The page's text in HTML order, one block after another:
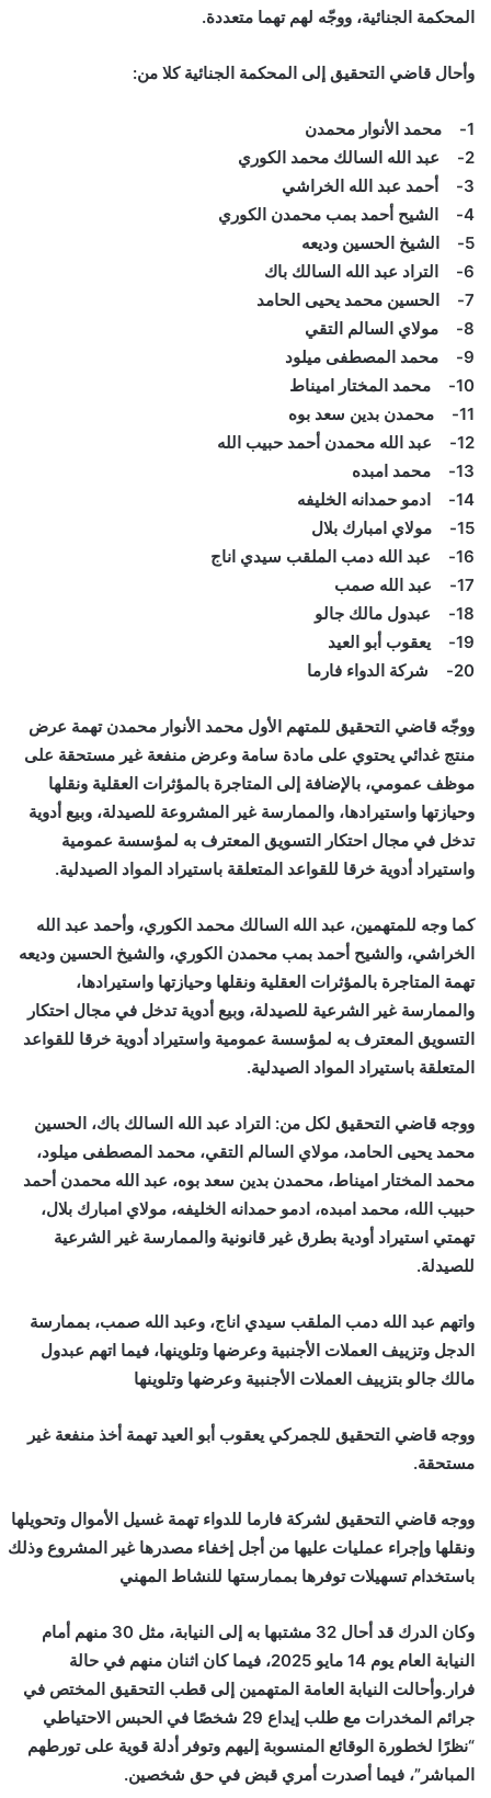
المحكمة الجنائية، ووجّه لهم تهما متعددة.
وأحال قاضي التحقيق إلى المحكمة الجنائية كلا من:
1- محمد الأنوار محمدن
2- عبد الله السالك محمد الكوري
3- أحمد عبد الله الخراشي
4- الشيح أحمد بمب محمدن الكوري
5- الشيخ الحسين وديعه
6- التراد عبد الله السالك باك
7- الحسين محمد يحيى الحامد
8- مولاي السالم التقي
9- محمد المصطفى ميلود
10- محمد المختار اميناط
11- محمدن بدين سعد بوه
12- عبد الله محمدن أحمد حبيب الله
13- محمد امبده
14- ادمو حمدانه الخليفه
15- مولاي امبارك بلال
16- عبد الله دمب الملقب سيدي اناج
17- عبد الله صمب
18- عبدول مالك جالو
19- يعقوب أبو العيد
20- شركة الدواء فارما
ووجّه قاضي التحقيق للمتهم الأول محمد الأنوار محمدن تهمة عرض
منتج غدائي يحتوي على مادة سامة وعرض منفعة غير مستحقة على
موظف عمومي، بالإضافة إلى المتاجرة بالمؤثرات العقلية ونقلها
وحيازتها واستيرادها، والممارسة غير المشروعة للصيدلة، وبيع أدوية
تدخل في مجال احتكار التسويق المعترف به لمؤسسة عمومية
واستيراد أدوية خرقا للقواعد المتعلقة باستيراد المواد الصيدلية.
كما وجه للمتهمين، عبد الله السالك محمد الكوري، وأحمد عبد الله
الخراشي، والشيح أحمد بمب محمدن الكوري، والشيخ الحسين وديعه
تهمة المتاجرة بالمؤثرات العقلية ونقلها وحيازتها واستيرادها،
والممارسة غير الشرعية للصيدلة، وبيع أدوية تدخل في مجال احتكار
التسويق المعترف به لمؤسسة عمومية واستيراد أدوية خرقا للقواعد
المتعلقة باستيراد المواد الصيدلية.
ووجه قاضي التحقيق لكل من: التراد عبد الله السالك باك، الحسين
محمد يحيى الحامد، مولاي السالم التقي، محمد المصطفى ميلود،
محمد المختار اميناط، محمدن بدين سعد بوه، عبد الله محمدن أحمد
حبيب الله، محمد امبده، ادمو حمدانه الخليفه، مولاي امبارك بلال،
تهمتي استيراد أودية بطرق غير قانونية والممارسة غير الشرعية
للصيدلة.
واتهم عبد الله دمب الملقب سيدي اناج، وعبد الله صمب، بممارسة
الدجل وتزييف العملات الأجنبية وعرضها وتلوينها، فيما اتهم عبدول
مالك جالو بتزييف العملات الأجنبية وعرضها وتلوينها
ووجه قاضي التحقيق للجمركي يعقوب أبو العيد تهمة أخذ منفعة غير
مستحقة.
ووجه قاضي التحقيق لشركة فارما للدواء تهمة غسيل الأموال وتحويلها
ونقلها وإجراء عمليات عليها من أجل إخفاء مصدرها غير المشروع وذلك
باستخدام تسهيلات توفرها بممارستها للنشاط المهني
وكان الدرك قد أحال 32 مشتبها به إلى النيابة، مثل 30 منهم أمام
النيابة العام يوم 14 مايو 2025، فيما كان اثنان منهم في حالة
فرار.وأحالت النيابة العامة المتهمين إلى قطب التحقيق المختص في
جرائم المخدرات مع طلب إيداع 29 شخصًا في الحبس الاحتياطي
“نظرًا لخطورة الوقائع المنسوبة إليهم وتوفر أدلة قوية على تورطهم
المباشر”، فيما أصدرت أمري قبض في حق شخصين.